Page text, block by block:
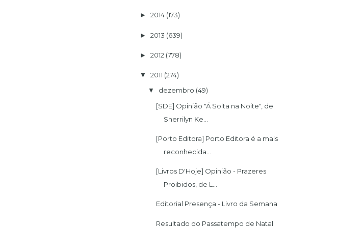
► 2014 (173)
► 2013 (639)
► 2012 (778)
▼ 2011 (274)
▼ dezembro (49)
[SDE] Opinião "Á Solta na Noite", de
Sherrilyn Ke...
[Porto Editora] Porto Editora é a mais
reconhecida...
[Livros D'Hoje] Opinião - Prazeres
Proibidos, de L...
Editorial Presença - Livro da Semana
Resultado do Passatempo de Natal